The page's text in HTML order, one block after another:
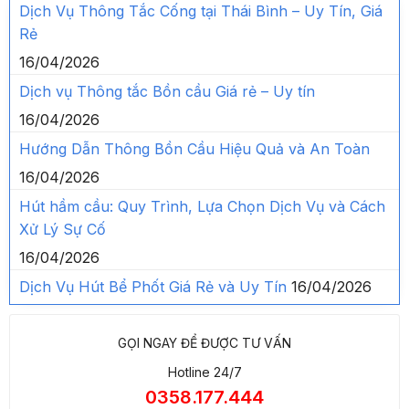
Dịch Vụ Thông Tắc Cống tại Thái Bình – Uy Tín, Giá
Rẻ
16/04/2026
Dịch vụ Thông tắc Bồn cầu Giá rẻ – Uy tín
16/04/2026
Hướng Dẫn Thông Bồn Cầu Hiệu Quả và An Toàn
16/04/2026
Hút hầm cầu: Quy Trình, Lựa Chọn Dịch Vụ và Cách
Xử Lý Sự Cố
16/04/2026
Dịch Vụ Hút Bể Phốt Giá Rẻ và Uy Tín 16/04/2026
GỌI NGAY ĐỂ ĐƯỢC TƯ VẤN
Hotline 24/7
0358.177.444